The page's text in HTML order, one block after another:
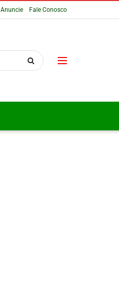
Anuncie Fale Conosco